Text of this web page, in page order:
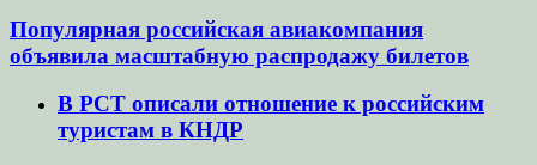
Популярная российская авиакомпания
объявила масштабную распродажу билетов
В РСТ описали отношение к российским
туристам в КНДР